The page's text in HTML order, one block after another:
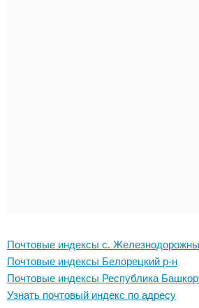
Почтовые индексы с.
Почтовые индексы Белорецкий р-н
Почтовые индексы Республика
Узнать почтовый индекс по адресу